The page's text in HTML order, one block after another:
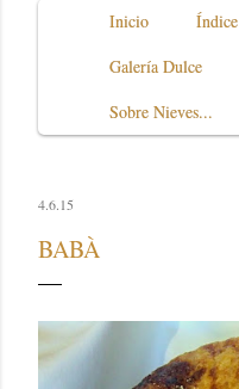
Inicio Índice
Galería Dulce
Sobre Nieves...
4.6.15
BABÀ